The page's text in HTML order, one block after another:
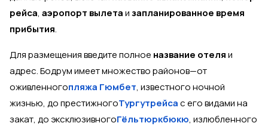
рейса, аэропорт вылетаизапланированное время
прибытия.
Для размещения введите полное название отеляи
адрес. Бодрум имеет множество районов—от
оживленногопляжа Гюмбет, известного ночной
жизнью, до престижногоТургутрейсас его видами на
закат, до эксклюзивногоГёльтюркбюкю, излюбленного